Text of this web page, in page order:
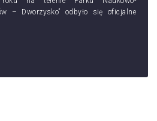
– Dworzysko” odbyło się oficjalne